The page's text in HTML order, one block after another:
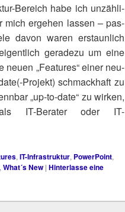
Bereich habe ich unzäh­li­
mich erge­hen las­sen – pas­
davon waren erstaun­lich
gera­de­zu um eine
neu­en „Fea­tures“ einer neu­
Projekt) schmack­haft zu
„up-to-date“ zu wir­ken,
IT-Bera­ter oder IT-
, IT-Infrastruktur, PowerPoint,
, What´s New | Hinterlasse eine